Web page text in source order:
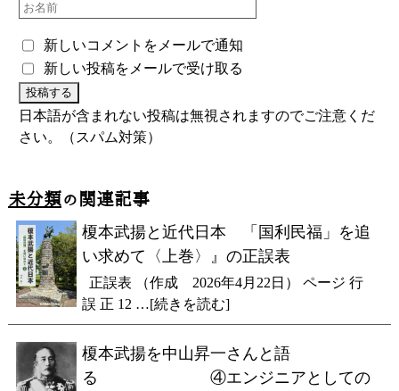
新しいコメントをメールで通知
新しい投稿をメールで受け取る
日本語が含まれない投稿は無視されますのでご注意くだ
さい。（スパム対策）
未分類の関連記事
榎本武揚と近代日本 「国利民福」を追
い求めて〈上巻〉』の正誤表
正誤表 （作成 2026年4月22日） ページ 行
誤 正 12 …[続きを読む]
榎本武揚を中山昇一さんと語
る ④エンジニアとしての